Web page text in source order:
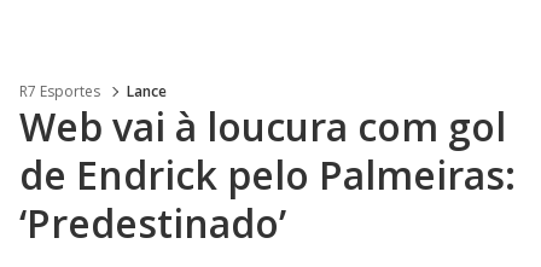
R7 Esportes Lance
Web vai à loucura com gol
de Endrick pelo Palmeiras:
‘Predestinado’